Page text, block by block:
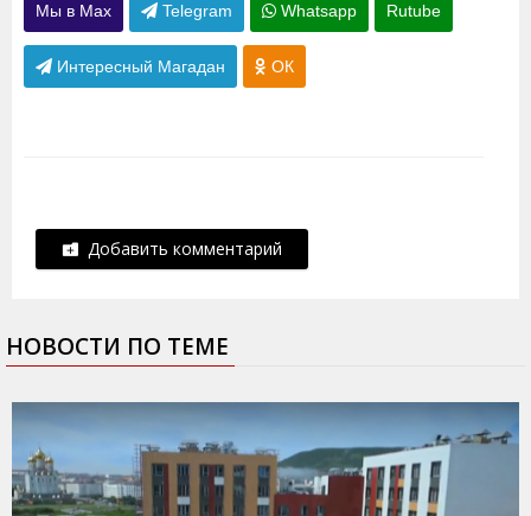
Мы в Max Telegram Whatsapp Rutube
Интересный Магадан ОК
Добавить комментарий
НОВОСТИ ПО ТЕМЕ